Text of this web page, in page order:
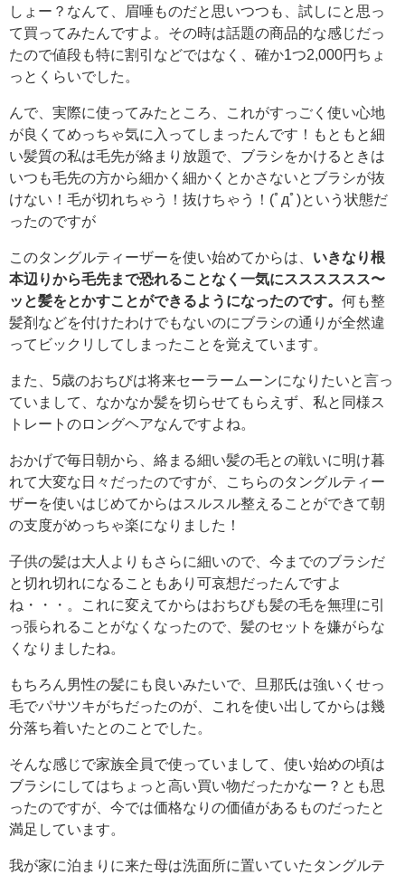
しょー？なんて、眉唾ものだと思いつつも、試しにと思っ
て買ってみたんですよ。その時は話題の商品的な感じだっ
たので値段も特に割引などではなく、確か1つ2,000円ちょ
っとくらいでした。
んで、実際に使ってみたところ、これがすっごく使い心地
が良くてめっちゃ気に入ってしまったんです！もともと細
い髪質の私は毛先が絡まり放題で、ブラシをかけるときは
いつも毛先の方から細かく細かくとかさないとブラシが抜
けない！毛が切れちゃう！抜けちゃう！(ﾟдﾟ)という状態だ
ったのですが
このタングルティーザーを使い始めてからは、 いきなり根
本辺りから毛先まで恐れることなく一気にスススススス〜
ッと髪をとかすことができるようになったのです。 何も整
髪剤などを付けたわけでもないのにブラシの通りが全然違
ってビックリしてしまったことを覚えています。
また、5歳のおちびは将来セーラームーンになりたいと言っ
ていまして、なかなか髪を切らせてもらえず、私と同様ス
トレートのロングヘアなんですよね。
おかげで毎日朝から、絡まる細い髪の毛との戦いに明け暮
れて大変な日々だったのですが、こちらのタングルティー
ザーを使いはじめてからはスルスル整えることができて朝
の支度がめっちゃ楽になりました！
子供の髪は大人よりもさらに細いので、今までのブラシだ
と切れ切れになることもあり可哀想だったんですよ
ね・・・。これに変えてからはおちびも髪の毛を無理に引
っ張られることがなくなったので、髪のセットを嫌がらな
くなりましたね。
もちろん男性の髪にも良いみたいで、旦那氏は強いくせっ
毛でパサツキがちだったのが、これを使い出してからは幾
分落ち着いたとのことでした。
そんな感じで家族全員で使っていまして、使い始めの頃は
ブラシにしてはちょっと高い買い物だったかなー？とも思
ったのですが、今では価格なりの価値があるものだったと
満足しています。
我が家に泊まりに来た母は洗面所に置いていたタングルテ